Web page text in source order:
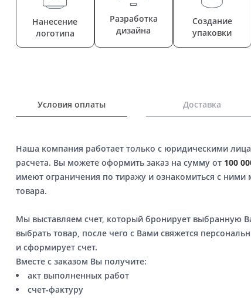
Нанесение
логотипа
Разработка
дизайна
Создание
упаковки
Условия оплаты Доставка
Наша компания работает только с юридическими
расчета. Вы можете оформить заказ на сумму от 100
имеют ограничения по тиражу и ознакомиться с ними
товара.
Мы выставляем счет, который бронирует выбранную
выбрать товар, после чего с Вами свяжется
и сформирует счет.
Вместе с заказом Вы получите:
акт выполненных работ
счет-фактуру